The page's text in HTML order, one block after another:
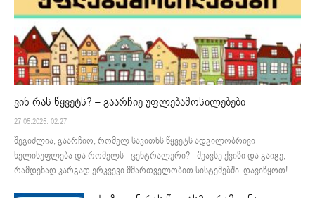
ვინ რას წყვეტს? – გაარჩიე უფლებამოსილებები
27.05.2025. 02:27
შეგიძლია, გაარჩიო, რომელ საკითხს წყვეტს ადგილობრივი
ხელისუფლება და რომელს - ცენტრალური? - შეავსე ქვიზი და გაიგე,
რამდენად კარგად ერკვევი მმართველობით სისტემებში. დავიწყოთ!